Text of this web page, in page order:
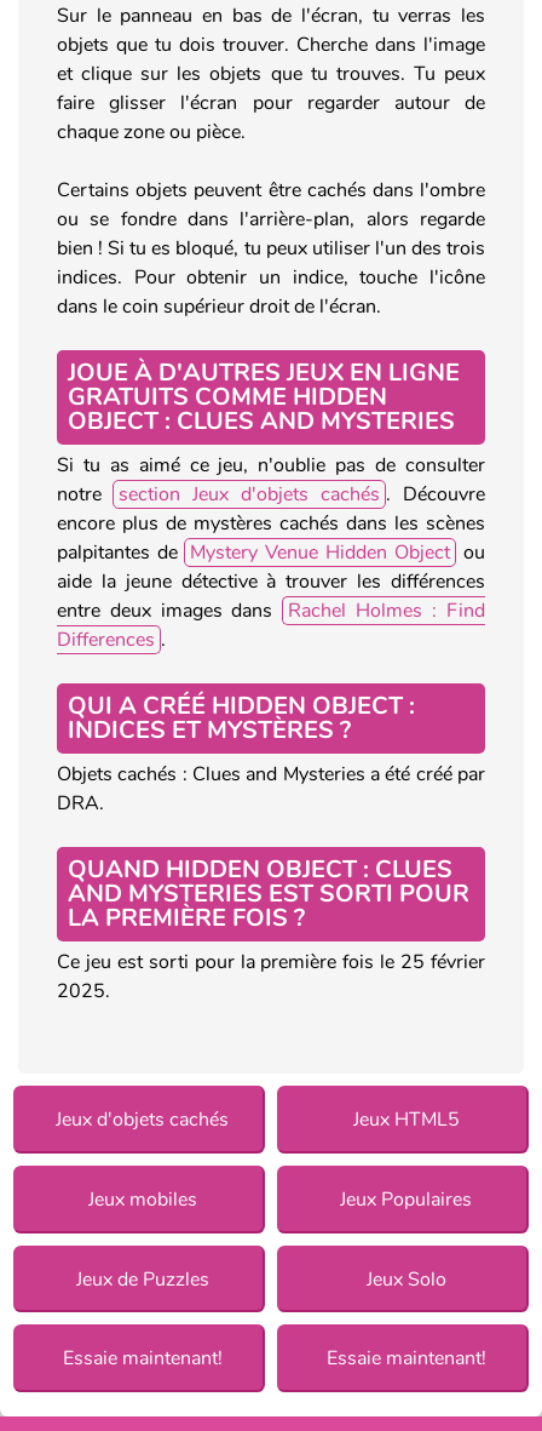
Sur le panneau en bas de l'écran, tu verras les
objets que tu dois trouver. Cherche dans l'image
et clique sur les objets que tu trouves. Tu peux
faire glisser l'écran pour regarder autour de
chaque zone ou pièce.
Certains objets peuvent être cachés dans l'ombre
ou se fondre dans l'arrière-plan, alors regarde
bien ! Si tu es bloqué, tu peux utiliser l'un des trois
indices. Pour obtenir un indice, touche l'icône
dans le coin supérieur droit de l'écran.
JOUE À D'AUTRES JEUX EN LIGNE
GRATUITS COMME HIDDEN
OBJECT : CLUES AND MYSTERIES
Si tu as aimé ce jeu, n'oublie pas de consulter
notre
section Jeux d'objets cachés . Découvre
encore plus de mystères cachés dans les scènes
palpitantes de Mystery Venue Hidden Object ou
aide la jeune détective à trouver les différences
entre deux images dans
Rachel Holmes : Find
Differences .
QUI A CRÉÉ HIDDEN OBJECT :
INDICES ET MYSTÈRES ?
Objets cachés : Clues and Mysteries a été créé par
DRA.
QUAND HIDDEN OBJECT : CLUES
AND MYSTERIES EST SORTI POUR
LA PREMIÈRE FOIS ?
Ce jeu est sorti pour la première fois le 25 février
2025.
Jeux d'objets cachés Jeux HTML5
Jeux mobiles Jeux Populaires
Jeux de Puzzles Jeux Solo
Essaie maintenant! Essaie maintenant!